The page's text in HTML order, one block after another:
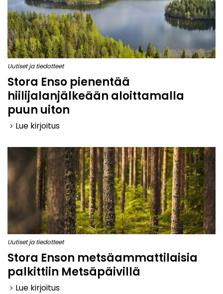
Uutiset ja tiedotteet
Stora Enso pienentää
hiilijalanjälkeään aloittamalla
puun uiton
keyboard_arrow_right Lue kirjoitus
Uutiset ja tiedotteet
Stora Enson metsäammattilaisia
palkittiin Metsäpäivillä
keyboard_arrow_right Lue kirjoitus